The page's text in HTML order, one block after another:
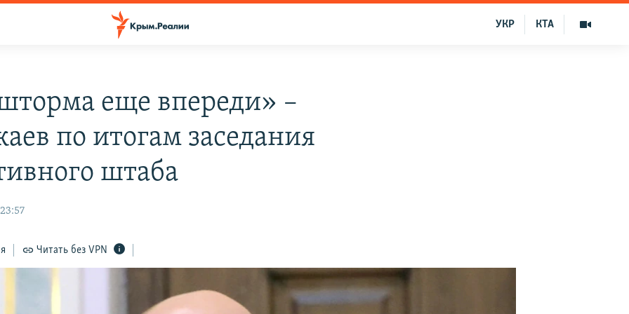
КТА
УКР
еще впереди» –
по итогам заседания
штаба
Читать без VPN